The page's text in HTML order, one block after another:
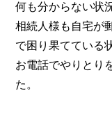
何も分からない状
相続人様も自宅が
で困り果てている
お電話でやりとり
た。